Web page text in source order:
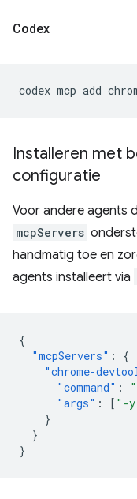
Codex
codex mcp add
Installeren met
configuratie
Voor andere agents
mcpServers
handmatig toe en
agents installeert via
{
"mcpServers" :
{
"chrome-
"command" :
"args" : [ "-
}
}
}